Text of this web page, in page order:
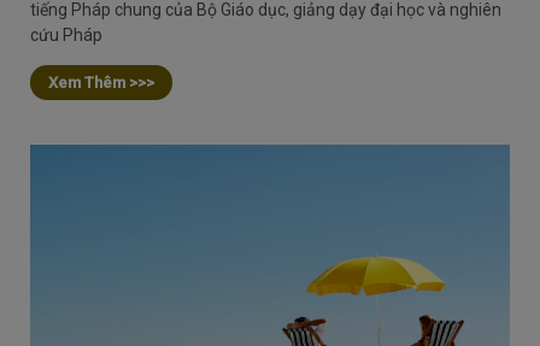
tiếng Pháp chung của Bộ Giáo dục, giảng dạy đại học và nghiên
cứu Pháp
Xem Thêm >>>